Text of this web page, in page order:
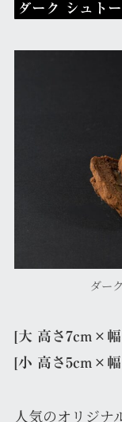
ダーク シュト
ダー
[大 高さ7cm×
[小 高さ5cm×
人気のオリジナ